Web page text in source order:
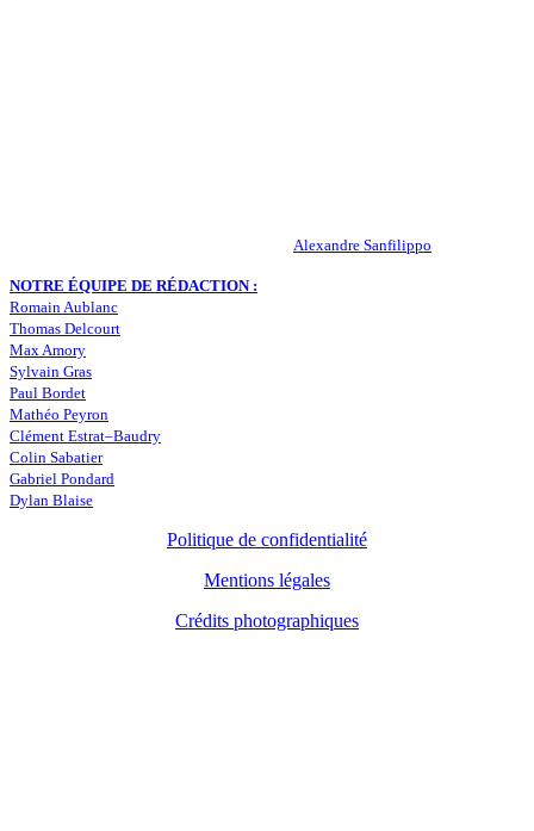
Alexandre Sanfilippo
NOTRE ÉQUIPE DE RÉDACTION :
Romain Aublanc
Thomas Delcourt
Max Amory
Sylvain Gras
Paul Bordet
Mathéo Peyron
Clément Estrat–Baudry
Colin Sabatier
Gabriel Pondard
Dylan Blaise
Politique de confidentialité
Mentions légales
Crédits photographiques